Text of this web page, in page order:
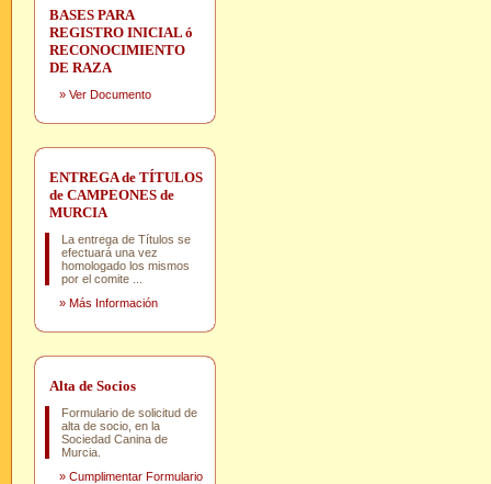
BASES PARA
REGISTRO INICIAL ó
RECONOCIMIENTO
DE RAZA
» Ver Documento
ENTREGA de TÍTULOS
de CAMPEONES de
MURCIA
La entrega de Títulos se
efectuará una vez
homologado los mismos
por el comite ...
» Más Información
Alta de Socios
Formulario de solicitud de
alta de socio, en la
Sociedad Canina de
Murcia.
» Cumplimentar Formulario